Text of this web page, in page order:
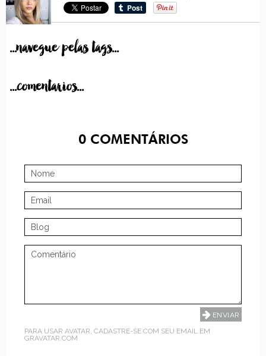
...navegue pelas tags...
...comentarios...
0COMENTÁRIOS
PARA USAR AVATAR, CADASTRE-SE COM SEU EMAIL EM
GRAVATAR.COM